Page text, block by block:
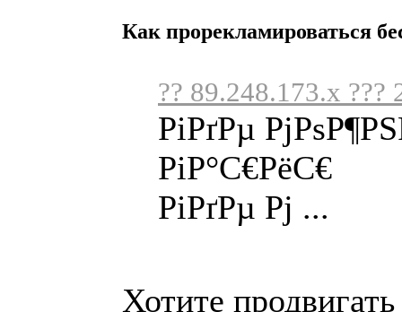
Как прорекламироваться
?? 89.248.173.x ???
РіРґРµ
РіР°С€РёС€
РіРґРµ Рј ...
Хотите